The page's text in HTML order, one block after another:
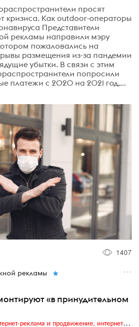
просят
кризиса. Как outdoor-операторы
Представители
рекламы направили мэру
пожаловались на
размещения из-за пандемии
убытки. В связи с этим
попросили
платежи с 2020 на 2021 год,...
1407
рекламы
«в принудительном
Digital (web-дизайн, интернет-реклама и продвижение, интернет-сообщества и блоги, интернет-коммуникации, мобильный маркетинг, реклама на цифровых экранах)